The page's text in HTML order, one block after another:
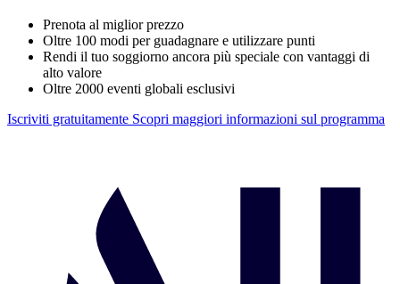
Prenota al miglior prezzo
Oltre 100 modi per guadagnare e utilizzare punti
Rendi il tuo soggiorno ancora più speciale con vantaggi di
alto valore
Oltre 2000 eventi globali esclusivi
Iscriviti gratuitamente Scopri maggiori informazioni sul programma